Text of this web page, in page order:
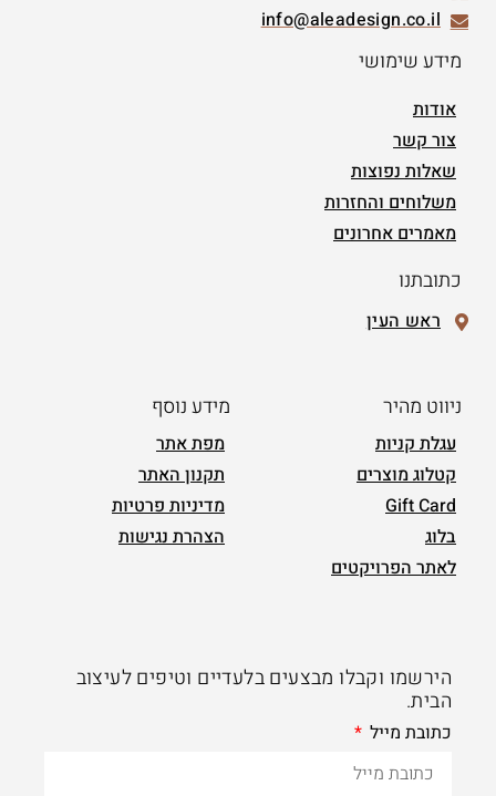
info@aleadesign.co.il
מידע שימושי
אודות
צור קשר
שאלות נפוצות
משלוחים והחזרות
מאמרים אחרונים
כתובתנו
ראש העין
ניווט מהיר
עגלת קניות
קטלוג מוצרים
Gift Card
בלוג
לאתר הפרויקטים
מידע נוסף
מפת אתר
תקנון האתר
מדיניות פרטיות
הצהרת נגישות
הירשמו וקבלו מבצעים בלעדיים וטיפים לעיצוב
הבית.
כתובת מייל